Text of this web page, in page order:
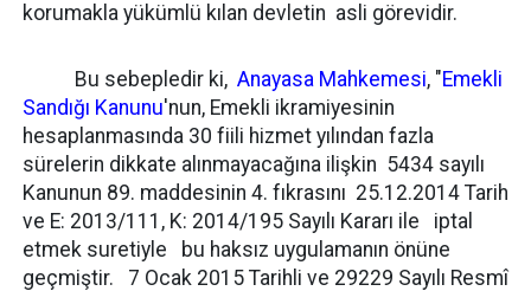
korumakla yükümlü kılan devletin asli görevidir.
Bu sebepledir ki, Anayasa Mahkemesi, "Emekli
Sandığı Kanunu'nun, Emekli ikramiyesinin
hesaplanmasında 30 fiili hizmet yılından fazla
sürelerin dikkate alınmayacağına ilişkin 5434 sayılı
Kanunun 89. maddesinin 4. fıkrasını 25.12.2014 Tarih
ve E: 2013/111, K: 2014/195 Sayılı Kararı ile iptal
etmek suretiyle bu haksız uygulamanın önüne
geçmiştir. 7 Ocak 2015 Tarihli ve 29229 Sayılı Resmî